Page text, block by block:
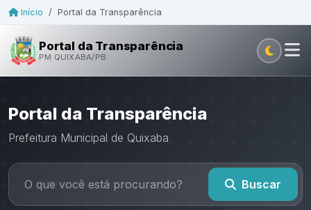
Início / Portal da Transparência
Portal da Transparência
PM QUIXABA/PB
Portal da Transparência
Prefeitura Municipal de Quixaba
Buscar